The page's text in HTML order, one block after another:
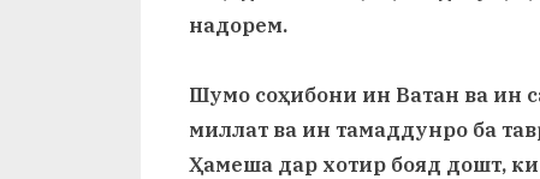
надорем.
Шумо соҳибони ин Ватан ва ин
миллат ва ин тамаддунро ба
Ҳамеша дар хотир бояд дошт,